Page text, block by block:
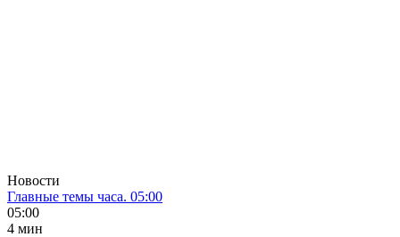
Новости
Главные темы часа. 05:00
05:00
4 мин